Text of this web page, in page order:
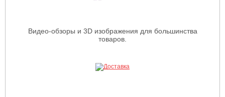
Видео-обзоры и 3D изображения для большинства
товаров.